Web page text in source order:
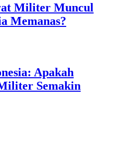
Militer Muncul
Memanas?
Apakah
Semakin